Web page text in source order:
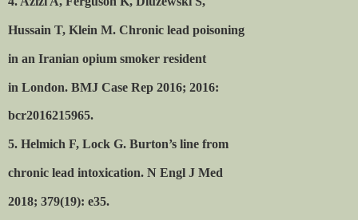
Hussain T, Klein M. Chronic lead poisoning
in an Iranian opium smoker resident
in London. BMJ Case Rep 2016; 2016:
bcr2016215965.
5. Helmich F, Lock G. Burton’s line from
chronic lead intoxication. N Engl J Med
2018; 379(19): e35.